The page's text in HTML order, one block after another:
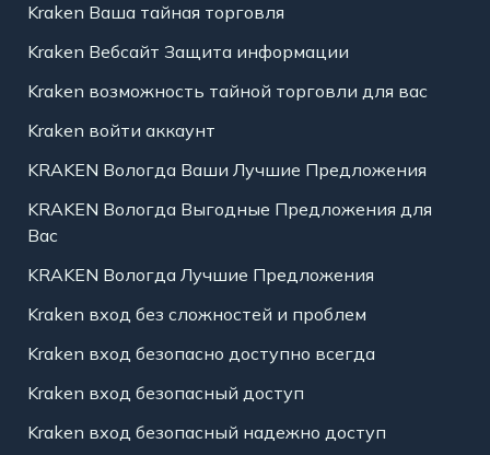
Kraken Ваша тайная торговля
Kraken Вебсайт Защита информации
Kraken возможность тайной торговли для вас
Kraken войти аккаунт
KRAKEN Вологда Ваши Лучшие Предложения
KRAKEN Вологда Выгодные Предложения для
Вас
KRAKEN Вологда Лучшие Предложения
Kraken вход без сложностей и проблем
Kraken вход безопасно доступно всегда
Kraken вход безопасный доступ
Kraken вход безопасный надежно доступ